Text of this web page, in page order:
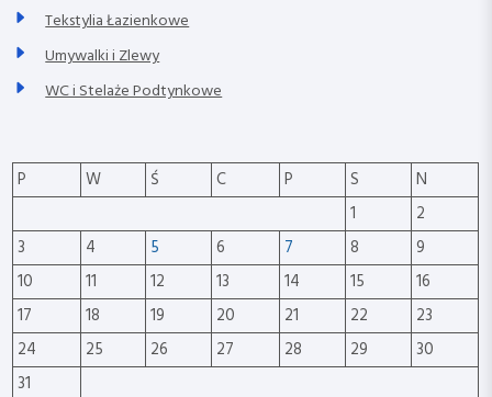
Tekstylia Łazienkowe
Umywalki i Zlewy
WC i Stelaże Podtynkowe
P W Ś C P S
N
1
2
3
4 5 6 7 8
9
10
11 12 13 14 15
16
17
18 19 20 21 22
23
24
25 26 27 28 29
30
31